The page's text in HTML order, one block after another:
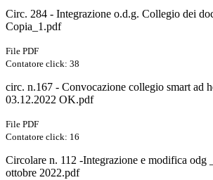
Circ. 284 - Integrazione o.d.g. Collegio dei
Copia_1.pdf
File PDF
Contatore click: 38
circ. n.167 - Convocazione collegio smart ad
03.12.2022 OK.pdf
File PDF
Contatore click: 16
Circolare n. 112 -Integrazione e modifica odg
ottobre 2022.pdf